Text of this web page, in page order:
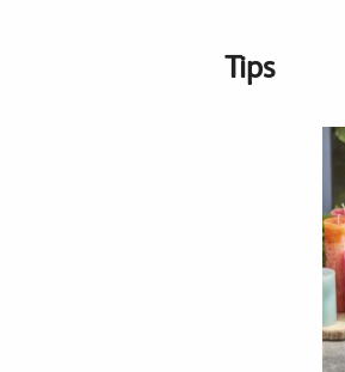
Tips